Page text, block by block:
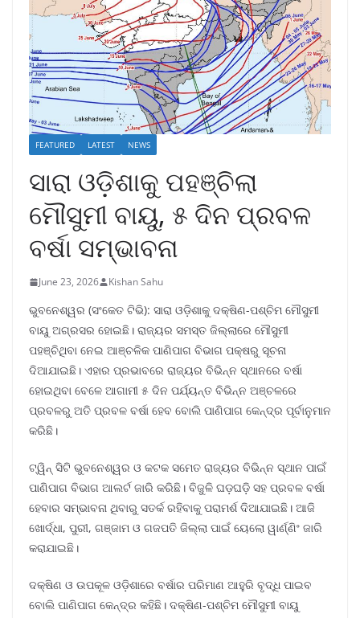
FEATURED LATEST NEWS
ସାରା ଓଡ଼ିଶାକୁ ପହଞ୍ଚିଲା
ମୌସୁମୀ ବାୟୁ, ୫ ଦିନ ପ୍ରବଳ
ବର୍ଷା ସମ୍ଭାବନା
June 23, 2026 Kishan Sahu
ଭୁବନେଶ୍ୱର (ସଂକେତ ଟିଭି): ସାରା ଓଡ଼ିଶାକୁ ଦକ୍ଷିଣ-ପଶ୍ଚିମ ମୌସୁମୀ
ବାୟୁ ଅଗ୍ରସର ହୋଇଛି। ରାଜ୍ୟର ସମସ୍ତ ଜିଲ୍ଲାରେ ମୌସୁମୀ
ପହଞ୍ଚିଥିବା ନେଇ ଆଞ୍ଚଳିକ ପାଣିପାଗ ବିଭାଗ ପକ୍ଷରୁ ସୂଚନା
ଦିଆଯାଇଛି। ଏହାର ପ୍ରଭାବରେ ରାଜ୍ୟର ବିଭିନ୍ନ ସ୍ଥାନରେ ବର୍ଷା
ହୋଇଥିବା ବେଳେ ଆଗାମୀ ୫ ଦିନ ପର୍ଯ୍ୟନ୍ତ ବିଭିନ୍ନ ଅଞ୍ଚଳରେ
ପ୍ରବଳରୁ ଅତି ପ୍ରବଳ ବର୍ଷା ହେବ ବୋଲି ପାଣିପାଗ କେନ୍ଦ୍ର ପୂର୍ବାନୁମାନ
କରିଛି।
ଟ୍ୱିନ୍ ସିଟି ଭୁବନେଶ୍ୱର ଓ କଟକ ସମେତ ରାଜ୍ୟର ବିଭିନ୍ନ ସ୍ଥାନ ପାଇଁ
ପାଣିପାଗ ବିଭାଗ ଆଲର୍ଟ ଜାରି କରିଛି। ବିଜୁଳି ଘଡ଼ଘଡ଼ି ସହ ପ୍ରବଳ ବର୍ଷା
ହେବାର ସମ୍ଭାବନା ଥିବାରୁ ସତର୍କ ରହିବାକୁ ପରାମର୍ଶ ଦିଆଯାଇଛି। ଆଜି
ଖୋର୍ଦ୍ଧା, ପୁରୀ, ଗଞ୍ଜାମ ଓ ଗଜପତି ଜିଲ୍ଲା ପାଇଁ ୟେଲୋ ୱାର୍ଣ୍ଣିଂ ଜାରି
କରାଯାଇଛି।
ଦକ୍ଷିଣ ଓ ଉପକୂଳ ଓଡ଼ିଶାରେ ବର୍ଷାର ପରିମାଣ ଆହୁରି ବୃଦ୍ଧି ପାଇବ
ବୋଲି ପାଣିପାଗ କେନ୍ଦ୍ର କହିଛି। ଦକ୍ଷିଣ-ପଶ୍ଚିମ ମୌସୁମୀ ବାୟୁ